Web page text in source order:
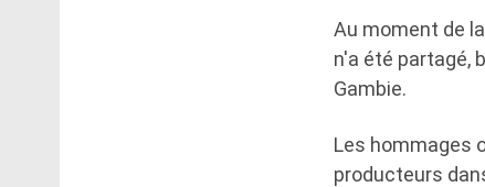
Au moment de
n'a été partagé,
Gambie.
Les hommages
producteurs